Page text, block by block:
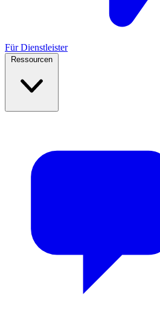
Für Dienstleister